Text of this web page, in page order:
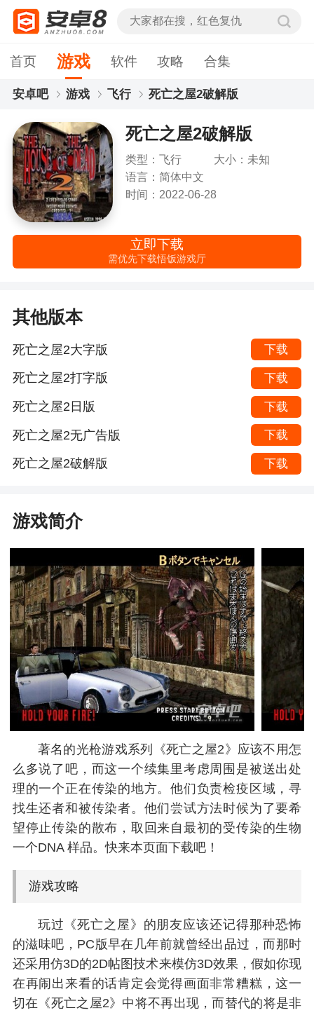
首页 游戏 软件 攻略 合集
安卓吧 游戏 飞行 死亡之屋2破解版
死亡之屋2破解版
类型：飞行
大小：未知
语言：简体中文
时间：2022-06-28
立即下载
需优先下载悟饭游戏厅
其他版本
死亡之屋2大字版 下载
死亡之屋2打字版 下载
死亡之屋2日版 下载
死亡之屋2无广告版 下载
死亡之屋2破解版 下载
游戏简介
著名的光枪游戏系列《死亡之屋2》应该不用怎
么多说了吧，而这一个续集里考虑周围是被送出处
理的一个正在传染的地方。他们负责检疫区域，寻
找生还者和被传染者。他们尝试方法时候为了要希
望停止传染的散布，取回来自最初的受传染的生物
一个DNA 样品。快来本页面下载吧！
游戏攻略
玩过《死亡之屋》的朋友应该还记得那种恐怖
的滋味吧，PC版早在几年前就曾经出品过，而那时
还采用仿3D的2D帖图技术来模仿3D效果，假如你现
在再闹出来看的话肯定会觉得画面非常糟糕，这一
切在《死亡之屋2》中将不再出现，而替代的将是非